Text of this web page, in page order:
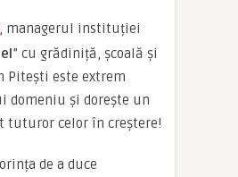
, managerul instituției
” cu grădiniță, școală și
Pitești este extrem
domeniu și dorește un
celor în creștere!
de a duce